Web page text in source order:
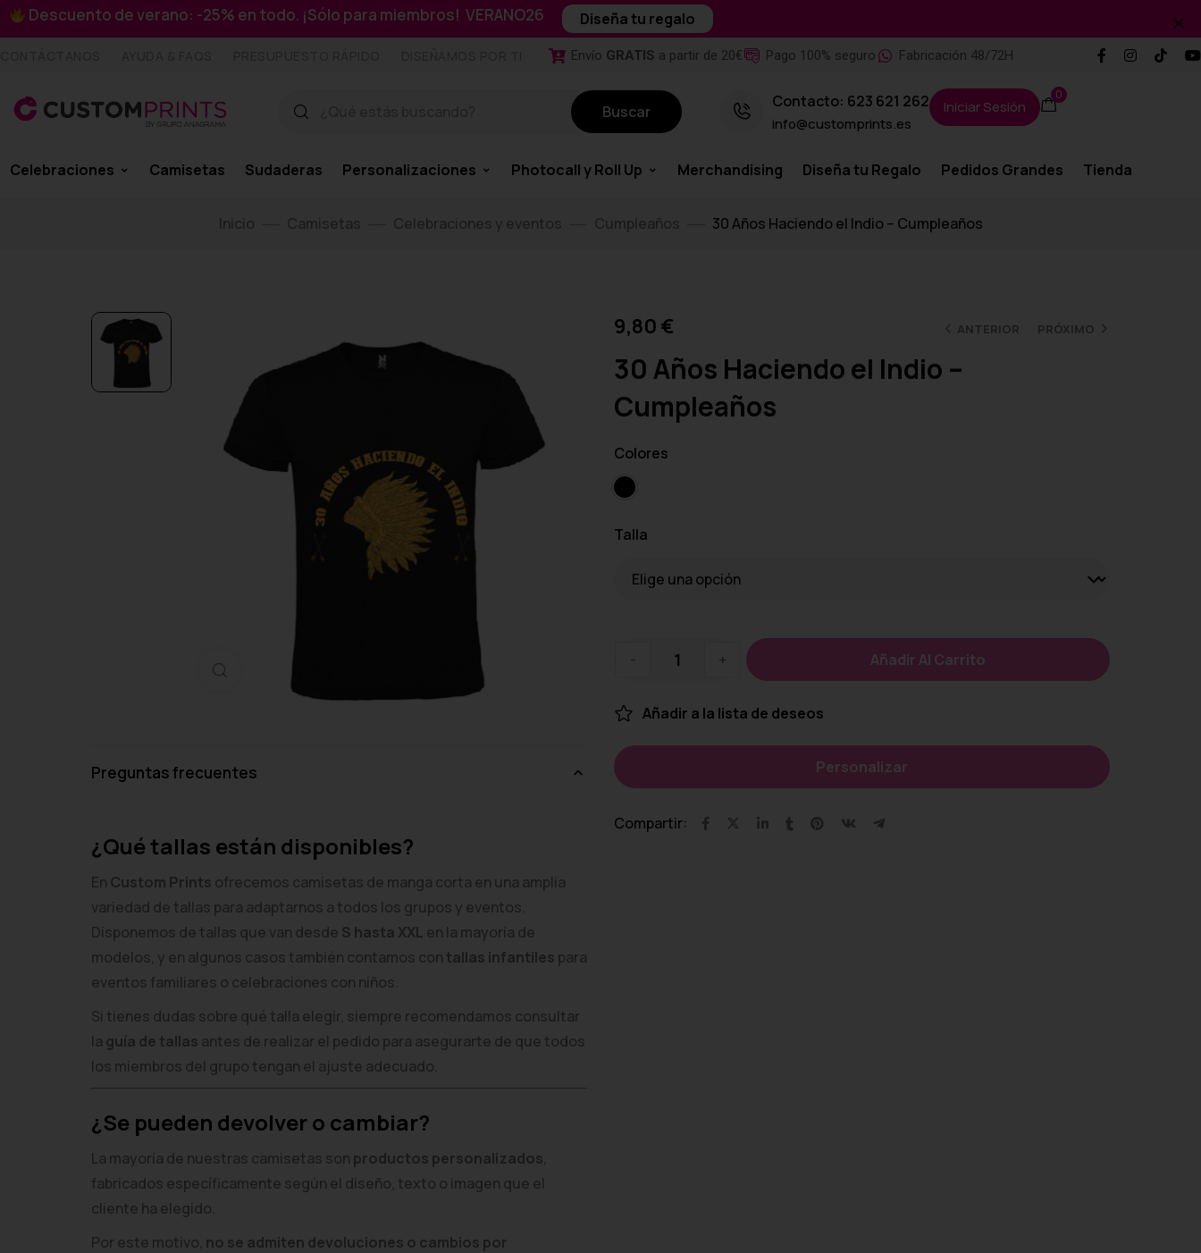
Descuento de verano: -25% en todo. ¡Sólo para miembros! VERANO26 Diseña tu regalo
Envío GRATIS a partir de 20€ Pago 100% seguro Fabricación 48/72H
Buscar
Contacto: 623 621 262
info@customprints.es
Iniciar Sesión
0
Celebraciones Camisetas Sudaderas Personalizaciones Photocall y Roll Up Merchandising Diseña tu Regalo Pedidos Grandes Tienda
Inicio Camisetas Celebraciones y eventos Cumpleaños 30 Años Haciendo el Indio – Cumpleaños
Preguntas frecuentes
¿Qué tallas están disponibles?
En Custom Prints ofrecemos camisetas de manga corta en una amplia
variedad de tallas para adaptarnos a todos los grupos y eventos.
Disponemos de tallas que van desde S hasta XXL en la mayoría de
modelos, y en algunos casos también contamos con tallas infantiles para
eventos familiares o celebraciones con niños.
Si tienes dudas sobre qué talla elegir, siempre recomendamos consultar
la guía de tallas antes de realizar el pedido para asegurarte de que todos
los miembros del grupo tengan el ajuste adecuado.
¿Se pueden devolver o cambiar?
La mayoría de nuestras camisetas son productos personalizados,
fabricados específicamente según el diseño, texto o imagen que el
cliente ha elegido.
Por este motivo, no se admiten devoluciones o cambios por
ANTERIOR PRÓXIMO
9,80 €
30 Años Haciendo el Indio –
Cumpleaños
Colores
Talla
- + Añadir Al Carrito
Añadir a la lista de deseos
Personalizar
Compartir: